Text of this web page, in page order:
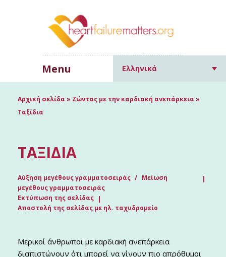
Menu Ελληνικά
Αρχική σελίδα » Ζώντας με την καρδιακή ανεπάρκεια »
Ταξίδια
ΤΑΞΊΔΙΑ
Αύξηση μεγέθους γραμματοσειράς
Μείωση
μεγέθους γραμματοσειράς
Εκτύπωση της σελίδας
Αποστολή της σελίδας με ηλ. ταχυδρομείο
Μερικοί άνθρωποι με καρδιακή ανεπάρκεια
διαπιστώνουν ότι μπορεί να γίνουν πιο απρόθυμοι